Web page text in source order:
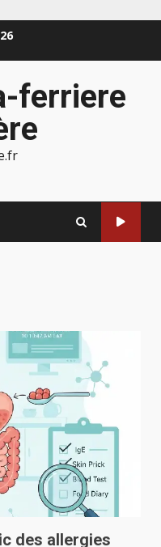
ferriere
des allergies